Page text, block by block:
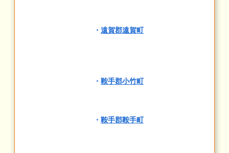
・ 遠賀郡遠賀町
・ 鞍手郡小竹町
・ 鞍手郡鞍手町